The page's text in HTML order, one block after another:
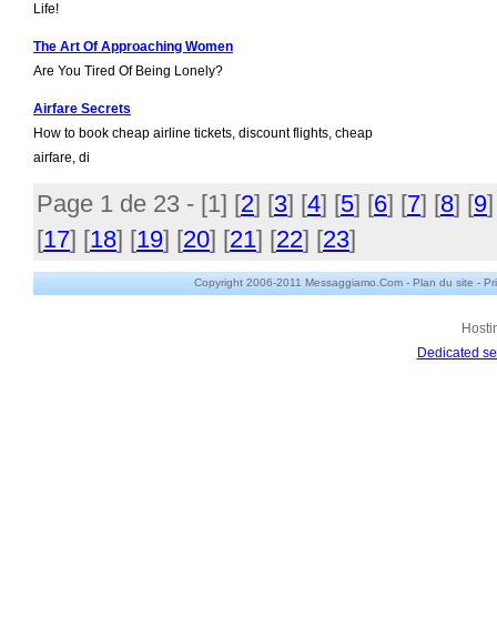
Life!
The Art Of Approaching Women
Are You Tired Of Being Lonely?
Airfare Secrets
How to book cheap airline tickets, discount flights, cheap
airfare, di
Page 1 de 23 - [1] [2] [3] [4] [5] [6] [7] [8] [9
[17] [18] [19] [20] [21] [22] [23]
Copyright 2006-2011 Messaggiamo.Com - Plan du site -
Dedicated